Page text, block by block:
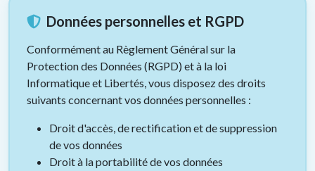
Données personnelles et RGPD
Conformément au Règlement Général sur la
Protection des Données (RGPD) et à la loi
Informatique et Libertés, vous disposez des droits
suivants concernant vos données personnelles :
Droit d'accès, de rectification et de suppression
de vos données
Droit à la portabilité de vos données